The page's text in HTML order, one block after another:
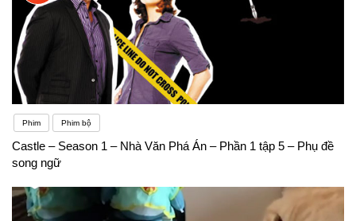
Phim Phim bộ
Castle – Season 1 – Nhà Văn Phá Án – Phần 1 tập 5 – Phụ đề
song ngữ